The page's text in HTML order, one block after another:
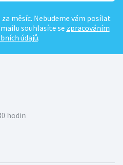
měsíc. Nebudeme vám posílat
souhlasíte se zpracováním
údajů.